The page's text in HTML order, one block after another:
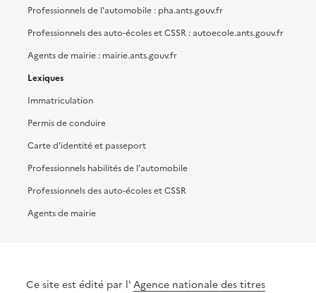
Professionnels de l'automobile : pha.ants.gouv.fr
Professionnels des auto-écoles et CSSR : autoecole.ants.gouv.fr
Agents de mairie : mairie.ants.gouv.fr
Lexiques
Immatriculation
Permis de conduire
Carte d'identité et passeport
Professionnels habilités de l'automobile
Professionnels des auto-écoles et CSSR
Agents de mairie
Ce site est édité par l'Agence nationale des titres